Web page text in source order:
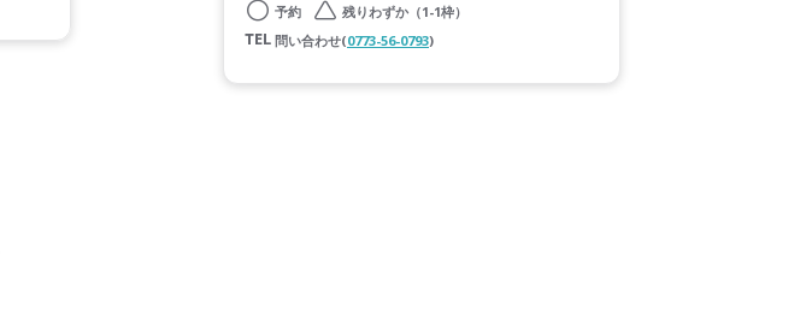
予約
残りわずか（1-1枠）
問い合わせ(0773-56-0793)